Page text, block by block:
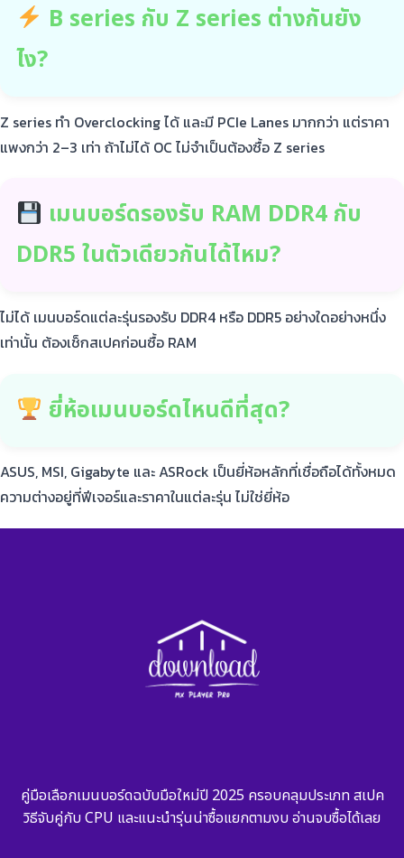
B series กับ Z series ต่างกันยัง
ไง?
Z series ทำ Overclocking ได้ และมี PCIe Lanes มากกว่า แต่ราคา
แพงกว่า 2–3 เท่า ถ้าไม่ได้ OC ไม่จำเป็นต้องซื้อ Z series
เมนบอร์ดรองรับ RAM DDR4 กับ
DDR5 ในตัวเดียวกันได้ไหม?
ไม่ได้ เมนบอร์ดแต่ละรุ่นรองรับ DDR4 หรือ DDR5 อย่างใดอย่างหนึ่ง
เท่านั้น ต้องเช็กสเปคก่อนซื้อ RAM
ยี่ห้อเมนบอร์ดไหนดีที่สุด?
ASUS, MSI, Gigabyte และ ASRock เป็นยี่ห้อหลักที่เชื่อถือได้ทั้งหมด
ความต่างอยู่ที่ฟีเจอร์และราคาในแต่ละรุ่น ไม่ใช่ยี่ห้อ
คู่มือเลือกเมนบอร์ดฉบับมือใหม่ปี 2025 ครอบคลุมประเภท สเปค
วิธีจับคู่กับ CPU และแนะนำรุ่นน่าซื้อแยกตามงบ อ่านจบซื้อได้เลย